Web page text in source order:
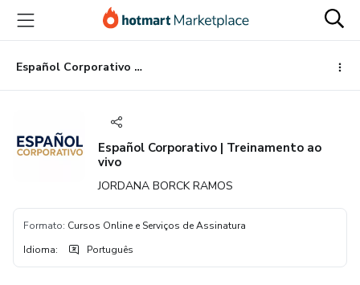
para
conteúdo
principal
para
pagamento
para
rodapé
Español Corporativo | Treinamento ao vivo
Español Corporativo | Treinamento ao
vivo
JORDANA BORCK RAMOS
Formato: Cursos Online e Serviços de Assinatura
Idioma: Português